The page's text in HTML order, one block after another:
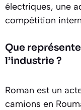
électriques, une
compétition
Que
l’industrie ?
Roman est un
camions en